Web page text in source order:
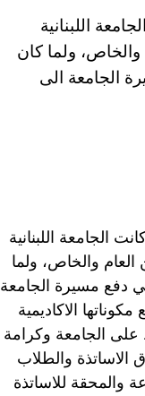
اللبنانية
والخاص، ولما كان
الجامعة الى
الجامعة اللبنانية
والخاص، ولما
دفع مسيرة الجامعة
الاكاديمية
على الجامعة وكرامة
الاساتذة والطلاب
والمحقة للاساتذة